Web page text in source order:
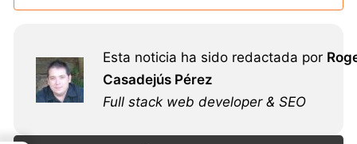
Esta noticia ha sido redactada por
Casadejús Pérez
Full stack web developer & SEO